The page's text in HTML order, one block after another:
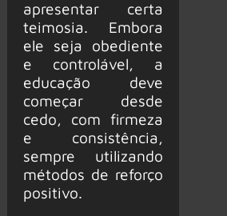
apresentar certa
teimosia. Embora
ele seja obediente
e controlável, a
educação deve
começar desde
cedo, com firmeza
e consistência,
sempre utilizando
métodos de reforço
positivo.